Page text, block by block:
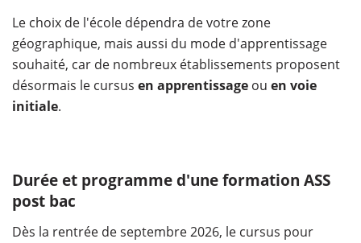
Le choix de l'école dépendra de votre zone
géographique, mais aussi du mode d'apprentissage
souhaité, car de nombreux établissements proposent
désormais le cursus en apprentissage ou en voie
initiale.
Durée et programme d'une formation ASS
post bac
Dès la rentrée de septembre 2026, le cursus pour